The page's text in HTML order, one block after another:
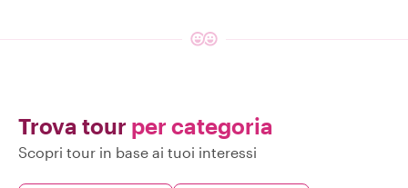
Trova tour per categoria
Scopri tour in base ai tuoi interessi